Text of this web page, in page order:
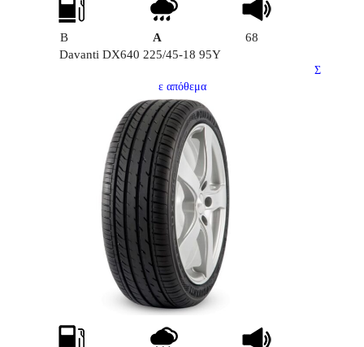
B A
68
Davanti DX640 225/45-18 95Y
Σ
ε απόθεμα